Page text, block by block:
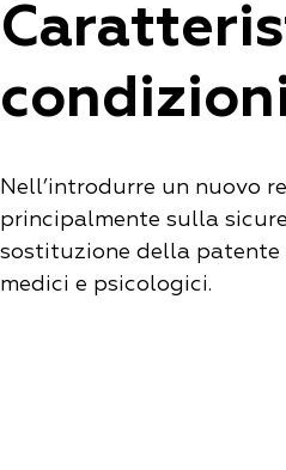
Nell’introdurre un nuovo
principalmente sulla
sostituzione della
medici e psicologici.